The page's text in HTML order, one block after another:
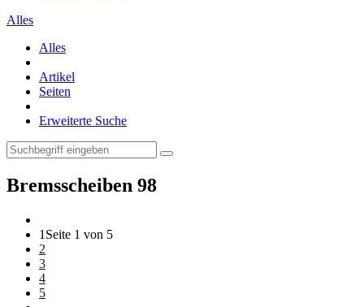
Alles
Alles
Artikel
Seiten
Erweiterte Suche
Bremsscheiben 98
1 Seite 1 von 5
2
3
4
5